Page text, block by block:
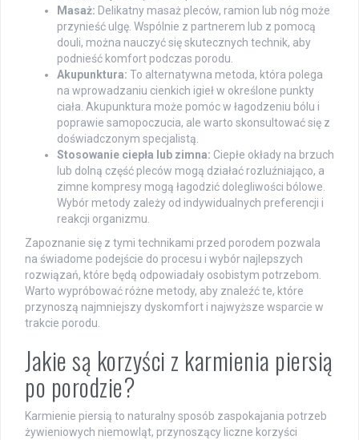
Masaż: Delikatny masaż pleców, ramion lub nóg może
przynieść ulgę. Wspólnie z partnerem lub z pomocą
douli, można nauczyć się skutecznych technik, aby
podnieść komfort podczas porodu.
Akupunktura: To alternatywna metoda, która polega
na wprowadzaniu cienkich igieł w określone punkty
ciała. Akupunktura może pomóc w łagodzeniu bólu i
poprawie samopoczucia, ale warto skonsultować się z
doświadczonym specjalistą.
Stosowanie ciepła lub zimna: Ciepłe okłady na brzuch
lub dolną część pleców mogą działać rozluźniająco, a
zimne kompresy mogą łagodzić dolegliwości bólowe.
Wybór metody zależy od indywidualnych preferencji i
reakcji organizmu.
Zapoznanie się z tymi technikami przed porodem pozwala
na świadome podejście do procesu i wybór najlepszych
rozwiązań, które będą odpowiadały osobistym potrzebom.
Warto wypróbować różne metody, aby znaleźć te, które
przynoszą najmniejszy dyskomfort i najwyższe wsparcie w
trakcie porodu.
Jakie są korzyści z karmienia piersią
po porodzie?
Karmienie piersią to naturalny sposób zaspokajania potrzeb
żywieniowych niemowląt, przynoszący liczne korzyści